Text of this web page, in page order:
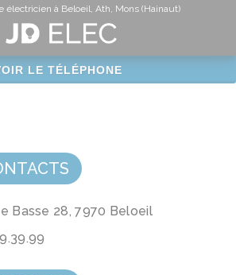
électricien à Beloeil, Ath, Mons (Hainaut)
LE TÉLÉPHONE
Basse 28, 7970 Beloeil
cookies